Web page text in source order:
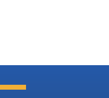
の新gTLDプログラムの申請
きるよう高度なドメイン・ア
援を提供します。 人工知能
発化させる中、ドメイン・ポ
サービスをCrowdStrike
とで、顧客は管理を一元化